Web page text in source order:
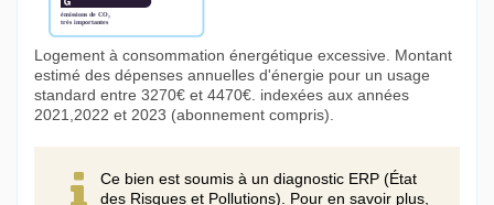
Logement à consommation énergétique excessive. Montant
estimé des dépenses annuelles d'énergie pour un usage
standard entre 3270€ et 4470€. indexées aux années
2021,2022 et 2023 (abonnement compris).
Ce bien est soumis à un diagnostic ERP (État
des Risques et Pollutions). Pour en savoir plus,